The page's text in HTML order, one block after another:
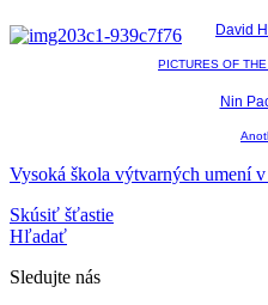
David
PICTURES OF
Nin
Vysoká škola výtvarných umení
Skúsiť šťastie
Hľadať
Sledujte nás